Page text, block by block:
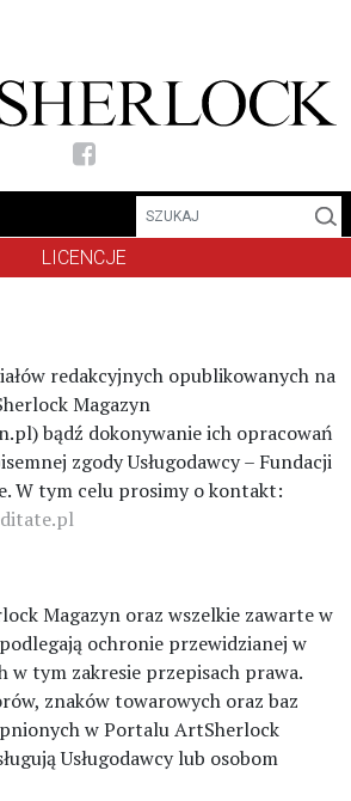
FB
LICENCJE
redakcyjnych opublikowanych na
Magazyn
bądź dokonywanie ich opracowań
zgody Usługodawcy – Fundacji
W tym celu prosimy o kontakt:
Magazyn oraz wszelkie zawarte w
ochronie przewidzianej w
w tym zakresie przepisach prawa.
znaków towarowych oraz baz
w Portalu ArtSherlock
Usługodawcy lub osobom